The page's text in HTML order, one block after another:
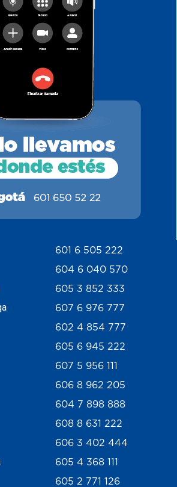
601 6 505 222
604 6 040 570
605 3 852 333
607 6 976 777
602 4 854 777
605 6 945 222
607 5 956 111
606 8 962 205
604 7 898 888
608 8 631 222
606 3 402 444
605 4 368 111
605 2 771 126